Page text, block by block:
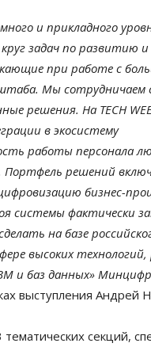
и прикладного
задач по развитию и
при работе с
Мы сотрудничаем
решения. На TECH
в экосистему
работы персонала
Портфель решений
бизнес-
системы фактически
на базе
высоких технологий,
и баз данных»
выступления Андрей
секций,